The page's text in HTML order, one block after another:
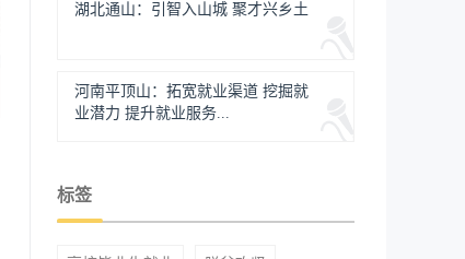
湖北通山：引智入山城 聚才兴乡土
河南平顶山：拓宽就业渠道 挖掘就
业潜力 提升就业服务...
标签